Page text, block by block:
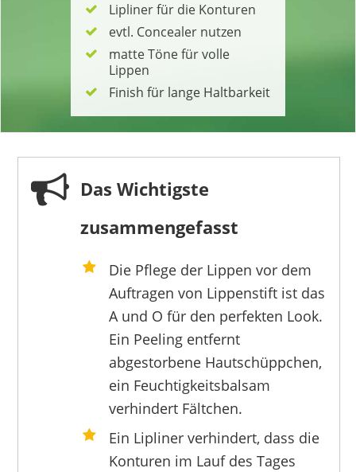
Lipliner für die Konturen
evtl. Concealer nutzen
matte Töne für volle
Lippen
Finish für lange Haltbarkeit
Das Wichtigste
zusammengefasst
Die Pflege der Lippen vor dem
Auftragen von Lippenstift ist das
A und O für den perfekten Look.
Ein Peeling entfernt
abgestorbene Hautschüppchen,
ein Feuchtigkeitsbalsam
verhindert Fältchen.
Ein Lipliner verhindert, dass die
Konturen im Lauf des Tages